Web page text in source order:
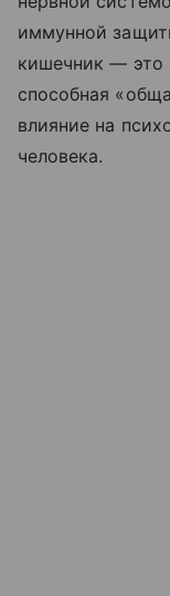
иммунной
кишечник — это
способная
влияние на
человека.